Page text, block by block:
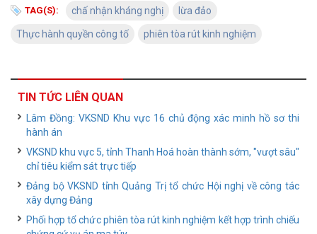
TAG(S): chấ nhận kháng nghị lừa đảo
Thực hành quyền công tố phiên tòa rút kinh nghiệm
TIN TỨC LIÊN QUAN
Lâm Đồng: VKSND Khu vực 16 chủ động xác minh hồ sơ thi
hành án
VKSND khu vực 5, tỉnh Thanh Hoá hoàn thành sớm, "vượt sâu"
chỉ tiêu kiểm sát trực tiếp
Đảng bộ VKSND tỉnh Quảng Trị tổ chức Hội nghị về công tác
xây dựng Đảng
Phối hợp tổ chức phiên tòa rút kinh nghiệm kết hợp trình chiếu